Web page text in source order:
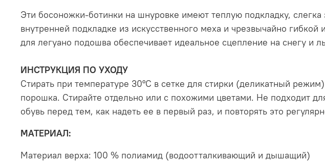
Эти босоножки-ботинки на шнуровке имеют теплую подкладку,
внутренней подкладке из искусственного меха и чрезвычайно
для легуано подошва обеспечивает идеальное сцепление на снегу и
ИНСТРУКЦИЯ ПО УХОДУ
Стирать при температуре 30°С в сетке для стирки (деликатный
порошка. Стирайте отдельно или с похожими цветами. Не подходит
обувь перед тем, как надеть ее в первый раз, и повторять это
МАТЕРИАЛ:
Материал верха: 100 % полиамид (водоотталкивающий и дышащий)